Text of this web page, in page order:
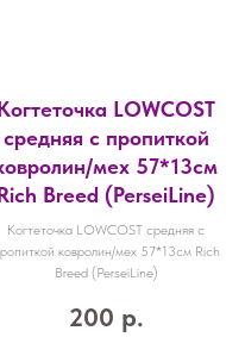
LOWCOST
средняя с пропиткой
мех 57*13см
Breed (PerseiLine)
Когтеточка LOWCOST средняя с
ковролин/мех 57*13см Rich
Breed (PerseiLine)
200 р.